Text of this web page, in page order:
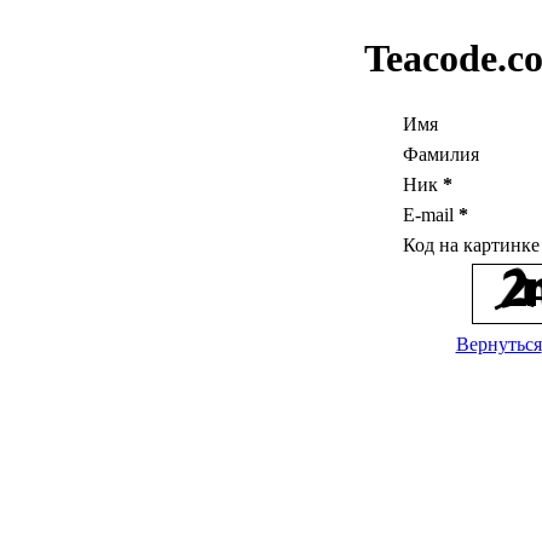
Имя
Фамилия
Ник *
E-mail *
Код на
Вернуться